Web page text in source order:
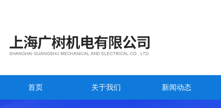
首页 关于我们 新闻动态